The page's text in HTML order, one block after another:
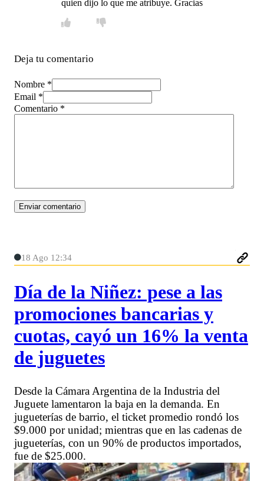
quien dijo lo que me atribuye. Gracias
Deja tu comentario
Nombre *
Email *
Comentario *
18 Ago 12:34
Día de la Niñez: pese a las
promociones bancarias y
cuotas, cayó un 16% la venta
de juguetes
Desde la Cámara Argentina de la Industria del
Juguete lamentaron la baja en la demanda. En
jugueterías de barrio, el ticket promedio rondó los
$9.000 por unidad; mientras que en las cadenas de
jugueterías, con un 90% de productos importados,
fue de $25.000.